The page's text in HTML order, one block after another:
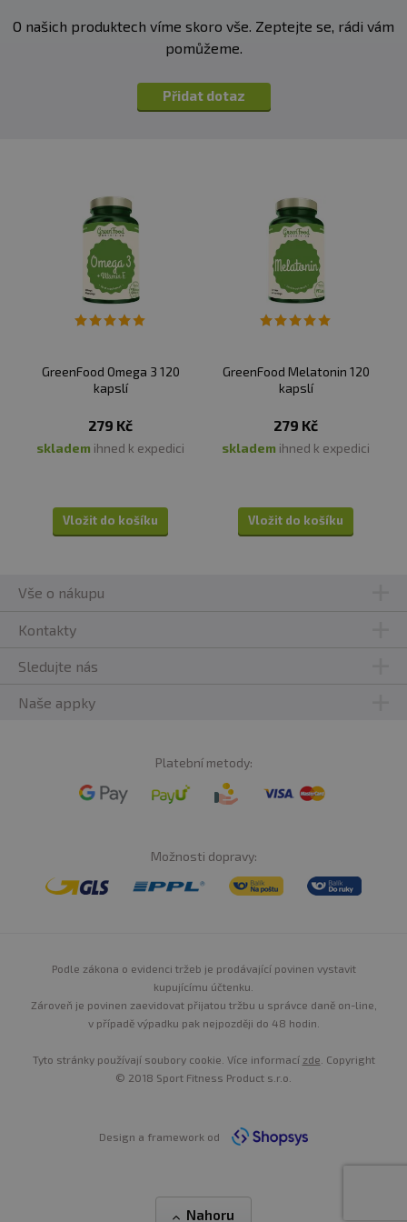
O našich produktech víme skoro vše. Zeptejte se, rádi vám
pomůžeme.
Přidat dotaz
GreenFood Omega 3 120
kapslí
279 Kč
skladem ihned k expedici
Vložit do košíku
GreenFood Melatonin 120
kapslí
279 Kč
skladem ihned k expedici
Vložit do košíku
Vše o nákupu
Kontakty
Sledujte nás
Naše appky
Platební metody:
Možnosti dopravy:
Podle zákona o evidenci tržeb je prodávající povinen vystavit
kupujícímu účtenku.
Zároveň je povinen zaevidovat přijatou tržbu u správce daně on-line,
v případě výpadku pak nejpozději do 48 hodin.
Tyto stránky používají soubory cookie. Více informací zde . Copyright
© 2018 Sport Fitness Product s.r.o.
Design a framework od
Nahoru